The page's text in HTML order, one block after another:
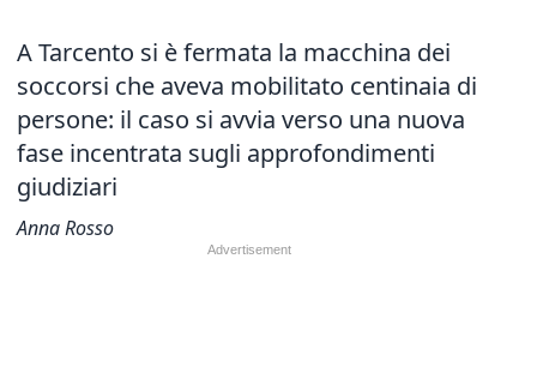
A Tarcento si è fermata la macchina dei
soccorsi che aveva mobilitato centinaia di
persone: il caso si avvia verso una nuova
fase incentrata sugli approfondimenti
giudiziari
Anna Rosso